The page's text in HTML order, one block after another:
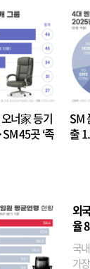
너家 등기
45곳 ‘족
SM
출
외
율
국
가